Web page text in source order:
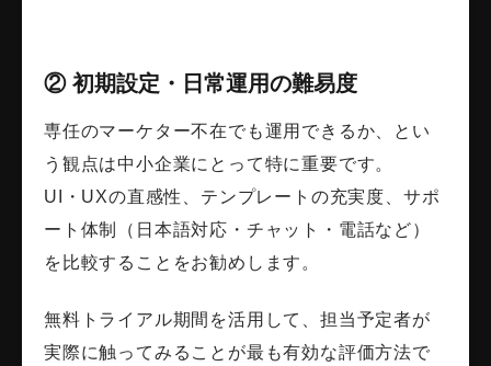
② 初期設定・日常運用の難易度
専任のマーケター不在でも運用できるか、とい
う観点は中小企業にとって特に重要です。
UI・UXの直感性、テンプレートの充実度、サポ
ート体制（日本語対応・チャット・電話など）
を比較することをお勧めします。
無料トライアル期間を活用して、担当予定者が
実際に触ってみることが最も有効な評価方法で